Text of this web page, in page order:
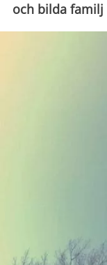
och bilda familj